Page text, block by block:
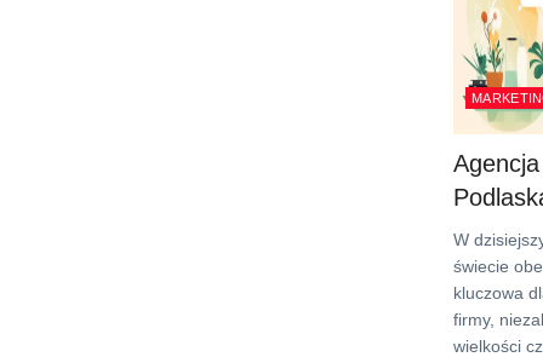
Agencja
W
świecie
kluczowa
firmy,
wielkości